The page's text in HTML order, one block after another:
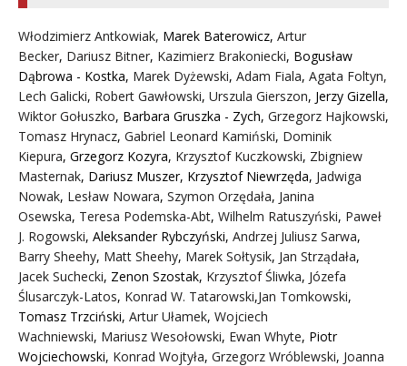
Włodzimierz Antkowiak, Marek Baterowicz, Artur
Becker, Dariusz Bitner, Kazimierz Brakoniecki, Bogusław
Dąbrowa - Kostka, Marek Dyżewski, Adam Fiala, Agata Foltyn,
Lech Galicki, Robert Gawłowski, Urszula Gierszon, Jerzy Gizella,
Wiktor Gołuszko, Barbara Gruszka - Zych, Grzegorz Hajkowski,
Tomasz Hrynacz, Gabriel Leonard Kamiński, Dominik
Kiepura, Grzegorz Kozyra, Krzysztof Kuczkowski, Zbigniew
Masternak, Dariusz Muszer, Krzysztof Niewrzęda, Jadwiga
Nowak, Lesław Nowara, Szymon Orzędała, Janina
Osewska, Teresa Podemska-Abt, Wilhelm Ratuszyński, Paweł
J. Rogowski, Aleksander Rybczyński, Andrzej Juliusz Sarwa,
Barry Sheehy, Matt Sheehy, Marek Sołtysik, Jan Strządała,
Jacek Suchecki, Zenon Szostak, Krzysztof Śliwka, Józefa
Ślusarczyk-Latos, Konrad W. Tatarowski,Jan Tomkowski,
Tomasz Trzciński, Artur Ułamek, Wojciech
Wachniewski, Mariusz Wesołowski, Ewan Whyte, Piotr
Wojciechowski, Konrad Wojtyła, Grzegorz Wróblewski, Joanna